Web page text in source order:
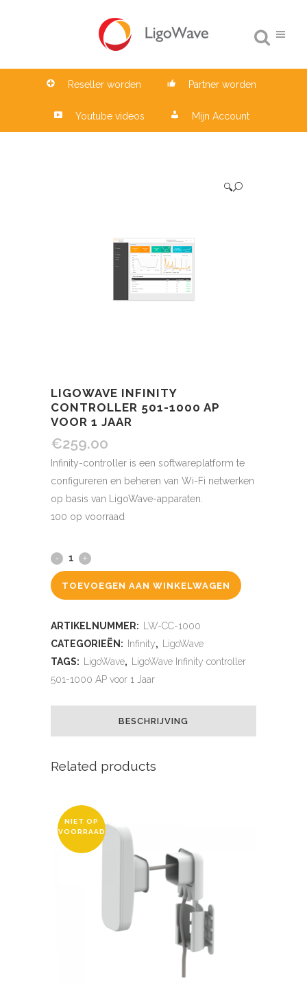
Reseller worden Partner worden
Youtube videos Mijn Account
🔍
LIGOWAVE INFINITY
CONTROLLER 501-1000 AP
VOOR 1 JAAR
€259.00
Infinity-controller is een softwareplatform te
configureren en beheren van Wi-Fi netwerken
op basis van LigoWave-apparaten.
100 op voorraad
TOEVOEGEN AAN WINKELWAGEN
ARTIKELNUMMER:
LW-CC-1000
CATEGORIEËN:
Infinity,
LigoWave
TAGS:
LigoWave,
LigoWave Infinity controller
501-1000 AP voor 1 Jaar
BESCHRIJVING
Related products
NIET OP
VOORRAAD